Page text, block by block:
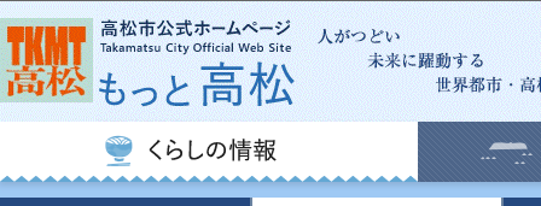
この